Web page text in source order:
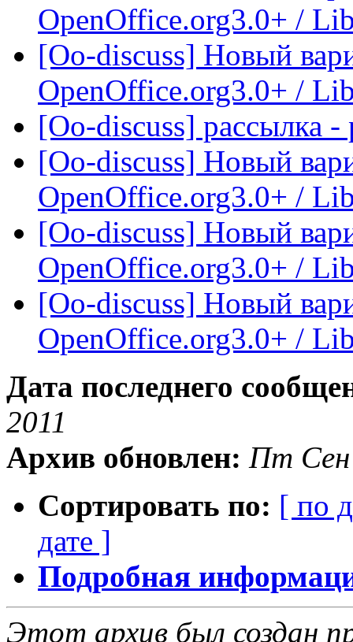
OpenOffice.org3.0+ /
[Oo-discuss] Новый
OpenOffice.org3.0+ /
[Oo-discuss] рассылка -
[Oo-discuss] Новый
OpenOffice.org3.0+ /
[Oo-discuss] Новый
OpenOffice.org3.0+ /
[Oo-discuss] Новый
OpenOffice.org3.0+ /
Дата последнего
2011
Архив обновлен: Пт Сен
Сортировать по: [ по
дате ]
Подробная
Этот архив был создан